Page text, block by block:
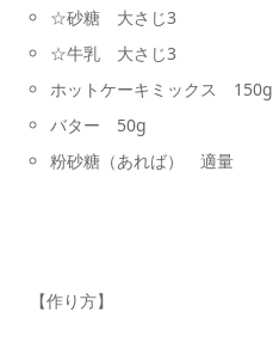
☆砂糖 大さじ3
☆牛乳 大さじ3
ホットケーキミックス 150g
バター 50g
粉砂糖（あれば） 適量
【作り方】